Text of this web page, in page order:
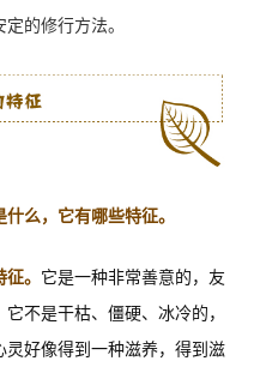
的修行方法。
什么，它有哪些特征。
。 它是一种非常善意的，友
它不是干枯、僵硬、冰冷的，
好像得到一种滋养，得到滋